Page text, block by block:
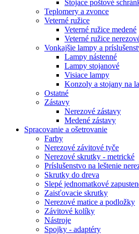
Stojace poštové
Teplomery a zvonce
Veterné ružice
Veterné ružice medené
Veterné ružice
Vonkajšie lampy a
Lampy nástenné
Lampy stojanové
Visiace lampy
Konzoly a stojany na
Ostatné
Zástavy
Nerezové zástavy
Medené zástavy
Spracovanie a ošetrovanie
Farby
Nerezové závitové tyče
Nerezové skrutky - metrické
Príslušenstvo na leštenie
Skrutky do dreva
Slepé jednomatkové
Zaisťovacie skrutky
Nerezové matice a podložky
Závitové kolíky
Nástroje
Spojky - adaptéry